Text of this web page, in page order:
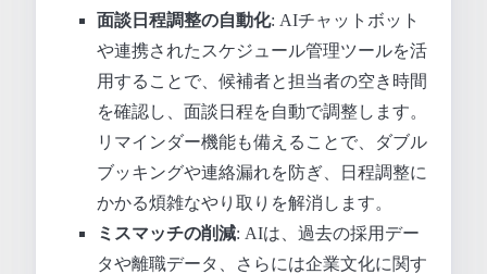
面談日程調整の自動化: AIチャットボット
や連携されたスケジュール管理ツールを活
用することで、候補者と担当者の空き時間
を確認し、面談日程を自動で調整します。
リマインダー機能も備えることで、ダブル
ブッキングや連絡漏れを防ぎ、日程調整に
かかる煩雑なやり取りを解消します。
ミスマッチの削減: AIは、過去の採用デー
タや離職データ、さらには企業文化に関す